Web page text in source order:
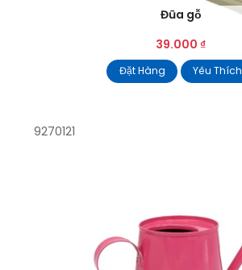
Đũa gỗ
39.000 ₫
Đặt Hàng Yêu Thích
9270121